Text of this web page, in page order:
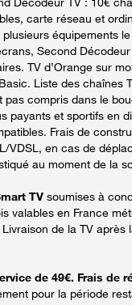
carte réseau et
plusieurs équipements
Second
TV d’Orange sur
Liste des chaînes
pas compris dans le
payants et sportifs en
Frais de
VDSL, en cas de
au moment de la
TV soumises à
valables en France
Livraison de la TV
de 49€. Frais de
pour la période